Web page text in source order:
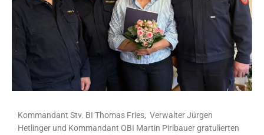
Kommandant Stv. BI Thomas Fries, Verwalter Jürgen
Hetlinger und Kommandant OBI Martin Piribauer gratulierten